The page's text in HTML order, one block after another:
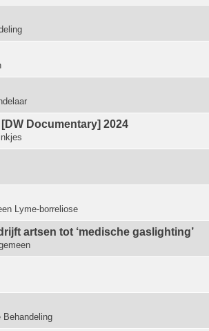
Documentary] 2024
Lyme-borreliose
artsen tot ‘medische gas­lighting’
Behandeling